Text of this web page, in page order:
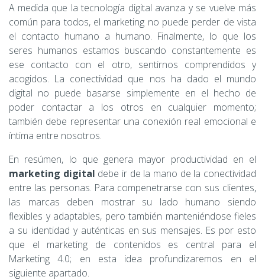
A medida que la tecnología digital avanza y se vuelve más
común para todos, el marketing no puede perder de vista
el contacto humano a humano. Finalmente, lo que los
seres humanos estamos buscando constantemente es
ese contacto con el otro, sentirnos comprendidos y
acogidos. La conectividad que nos ha dado el mundo
digital no puede basarse simplemente en el hecho de
poder contactar a los otros en cualquier momento;
también debe representar una conexión real emocional e
íntima entre nosotros.
En resúmen, lo que genera mayor productividad en el
marketing digital debe ir de la mano de la conectividad
entre las personas. Para compenetrarse con sus clientes,
las marcas deben mostrar su lado humano siendo
flexibles y adaptables, pero también manteniéndose fieles
a su identidad y auténticas en sus mensajes. Es por esto
que el marketing de contenidos es central para el
Marketing 4.0; en esta idea profundizaremos en el
siguiente apartado.